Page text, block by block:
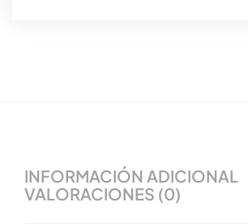
INFORMACIÓN ADICIONAL
VALORACIONES (0)